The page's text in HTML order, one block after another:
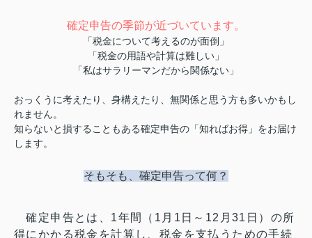
確定申告の季節が近づいています。
「税金について考えるのが面倒」
「税金の用語や計算は難しい」
「私はサラリーマンだから関係ない」
おっくうに考えたり、身構えたり、無関係と思う方も多いかもし
れません。
知らないと損することもある確定申告の「知ればお得」をお届け
します。
そもそも、確定申告って何？
確定申告とは、1年間（1月1日～12月31日）の所
得にかかる税金を計算し、税金を支払うための手続